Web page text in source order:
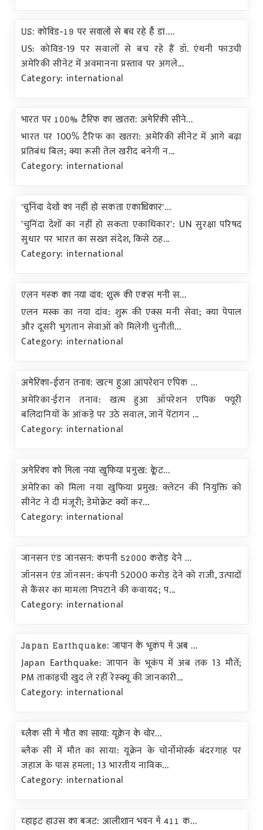
US: कोविड-19 पर सवालों से बच रहे हैं डॉ....
US: कोविड-19 पर सवालों से बच रहे हैं डॉ. एंथनी फाउची
अमेरिकी सीनेट में अवमानना प्रस्ताव पर अगले...
Category: international
भारत पर 100% टैरिफ का खतरा: अमेरिकी सीने...
भारत पर 100% टैरिफ का खतरा: अमेरिकी सीनेट में आगे बढ़ा
प्रतिबंध बिल; क्या रूसी तेल खरीद बनेगी न...
Category: international
'चुनिंदा देशों का नहीं हो सकता एकाधिकार'...
'चुनिंदा देशों का नहीं हो सकता एकाधिकार': UN सुरक्षा परिषद
सुधार पर भारत का सख्त संदेश, किसे ठह...
Category: international
एलन मस्क का नया दांव: शुरू की एक्स मनी स...
एलन मस्क का नया दांव: शुरू की एक्स मनी सेवा; क्या पेपाल
और दूसरी भुगतान सेवाओं को मिलेगी चुनौती...
Category: international
अमेरिका-ईरान तनाव: खत्म हुआ ऑपरेशन एपिक ...
अमेरिका-ईरान तनाव: खत्म हुआ ऑपरेशन एपिक फ्यूरी
बलिदानियों के आंकड़े पर उठे सवाल, जानें पेंटागन ...
Category: international
अमेरिका को मिला नया खुफिया प्रमुख: क्लेट...
अमेरिका को मिला नया खुफिया प्रमुख: क्लेटन की नियुक्ति को
सीनेट ने दी मंजूरी; डेमोक्रेट क्यों कर...
Category: international
जॉनसन एंड जॉनसन: कंपनी 52000 करोड़ देने ...
जॉनसन एंड जॉनसन: कंपनी 52000 करोड़ देने को राजी, उत्पादों
से कैंसर का मामला निपटाने की कवायद; प...
Category: international
Japan Earthquake: जापान के भूकंप में अब ...
Japan Earthquake: जापान के भूकंप में अब तक 13 मौतें;
PM ताकाइची खुद ले रहीं रेस्क्यू की जानकारी...
Category: international
ब्लैक सी में मौत का साया: यूक्रेन के चोर...
ब्लैक सी में मौत का साया: यूक्रेन के चोर्नोमोर्स्क बंदरगाह पर
जहाज के पास हमला; 13 भारतीय नाविक...
Category: international
व्हाइट हाउस का बजट: आलीशान भवन में 411 क...